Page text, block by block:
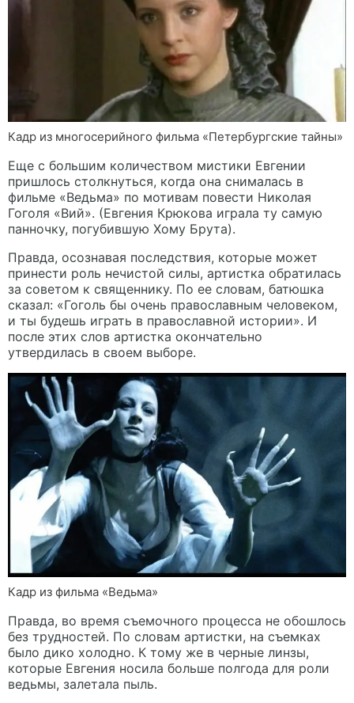
Кадр из многосерийного фильма «Петербургские тайны»
Еще с большим количеством мистики Евгении
пришлось столкнуться, когда она снималась в
фильме «Ведьма» по мотивам повести Николая
Гоголя «Вий». (Евгения Крюкова играла ту самую
панночку, погубившую Хому Брута).
Правда, осознавая последствия, которые может
принести роль нечистой силы, артистка обратилась
за советом к священнику. По ее словам, батюшка
сказал: «Гоголь бы очень православным человеком,
и ты будешь играть в православной истории». И
после этих слов артистка окончательно
утвердилась в своем выборе.
Кадр из фильма «Ведьма»
Правда, во время съемочного процесса не обошлось
без трудностей. По словам артистки, на съемках
было дико холодно. К тому же в черные линзы,
которые Евгения носила больше полгода для роли
ведьмы, залетала пыль.